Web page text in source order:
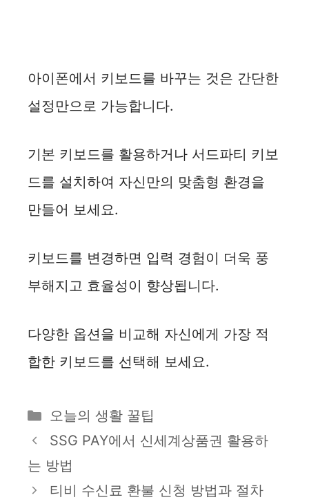
아이폰에서 키보드를 바꾸는 것은 간단한
설정만으로 가능합니다.
기본 키보드를 활용하거나 서드파티 키보
드를 설치하여 자신만의 맞춤형 환경을
만들어 보세요.
키보드를 변경하면 입력 경험이 더욱 풍
부해지고 효율성이 향상됩니다.
다양한 옵션을 비교해 자신에게 가장 적
합한 키보드를 선택해 보세요.
카
테
리
오늘의 생활 꿀팁
SSG PAY에서 신세계상품권 활용하
는 방법
티비 수신료 환불 신청 방법과 절차